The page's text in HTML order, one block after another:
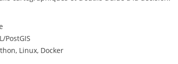
PostGIS
Linux, Docker